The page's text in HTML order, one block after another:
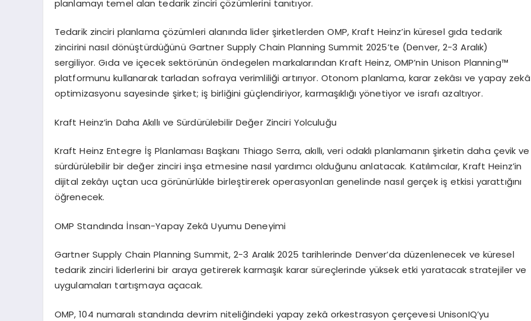
planlamayı temel alan tedarik zinciri çözümlerini tanıtıyor.
Tedarik zinciri planlama çözümleri alanında lider şirketlerden OMP, Kraft Heinz’in küresel gıda tedarik
zincirini nasıl dönüştürdüğünü Gartner Supply Chain Planning Summit 2025’te (Denver, 2-3 Aralık)
sergiliyor. Gıda ve içecek sektörünün öndegelen markalarından Kraft Heinz, OMP’nin Unison Planning™
platformunu kullanarak tarladan sofraya verimliliği artırıyor. Otonom planlama, karar zekâsı ve yapay zekâ
optimizasyonu sayesinde şirket; iş birliğini güçlendiriyor, karmaşıklığı yönetiyor ve israfı azaltıyor.
Kraft Heinz’in Daha Akıllı ve Sürdürülebilir Değer Zinciri Yolculuğu
Kraft Heinz Entegre İş Planlaması Başkanı Thiago Serra, akıllı, veri odaklı planlamanın şirketin daha çevik ve
sürdürülebilir bir değer zinciri inşa etmesine nasıl yardımcı olduğunu anlatacak. Katılımcılar, Kraft Heinz’in
dijital zekâyı uçtan uca görünürlükle birleştirerek operasyonları genelinde nasıl gerçek iş etkisi yarattığını
öğrenecek.
OMP Standında İnsan-Yapay Zekâ Uyumu Deneyimi
Gartner Supply Chain Planning Summit, 2-3 Aralık 2025 tarihlerinde Denver’da düzenlenecek ve küresel
tedarik zinciri liderlerini bir araya getirerek karmaşık karar süreçlerinde yüksek etki yaratacak stratejiler ve
uygulamaları tartışmaya açacak.
OMP, 104 numaralı standında devrim niteliğindeki yapay zekâ orkestrasyon çerçevesi UnisonIQ’yu